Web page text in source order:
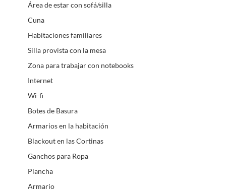
Área de estar con sofá/silla
Cuna
Habitaciones familiares
Silla provista con la mesa
Zona para trabajar con notebooks
Internet
Wi-fi
Botes de Basura
Armarios en la habitación
Blackout en las Cortinas
Ganchos para Ropa
Plancha
Armario